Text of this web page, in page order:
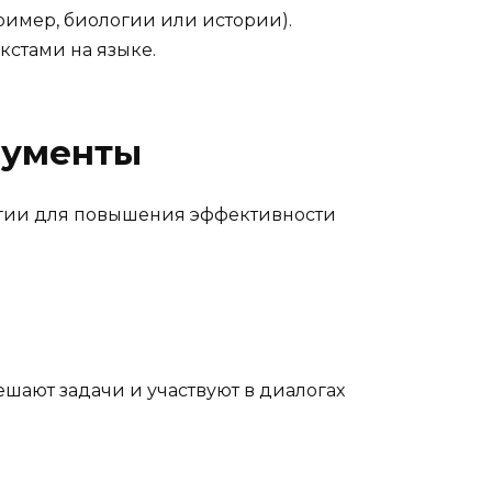
биологии или истории).
на языке.
для повышения эффективности
задачи и участвуют в диалогах